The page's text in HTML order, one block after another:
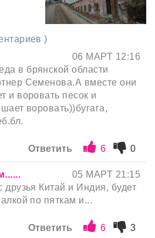
)
06 МАРТ 12:16
в брянской области
Семенова.А вместе они
и воровать песок и
воровать))бугага,
Ответить 6 0
05 МАРТ 21:15
друзья Китай и Индия, будет
по пяткам и...
Ответить 6 3